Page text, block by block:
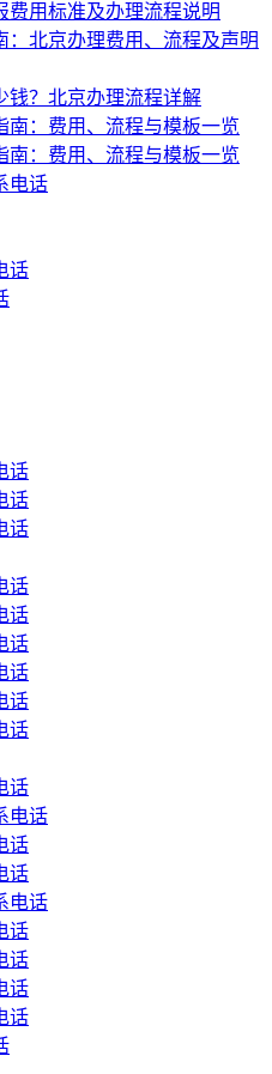
费用标准及办理流程说明
：北京办理费用、流程及声明
钱？北京办理流程详解
南：费用、流程与模板一览
南：费用、流程与模板一览
电话
话
话
话
话
话
话
话
话
话
话
话
电话
话
话
电话
话
话
话
话